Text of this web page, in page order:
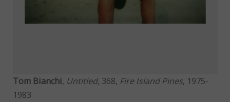
Tom Bianchi, Untitled, 368, Fire Island Pines, 1975-
1983